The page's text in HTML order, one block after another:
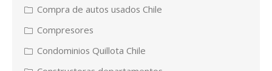
Compra de autos usados Chile
Compresores
Condominios Quillota Chile